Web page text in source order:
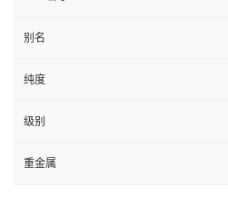
别名
纯度
级别
重金属